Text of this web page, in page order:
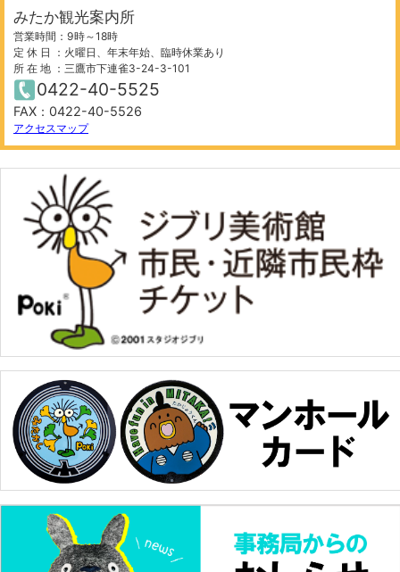
みたか観光案内所
営業時間：9時～18時
定 休 日 ：火曜日、年末年始、臨時休業あり
所 在 地 ：三鷹市下連雀3-24-3-101
0422-40-5525
FAX：0422-40-5526
アクセスマップ